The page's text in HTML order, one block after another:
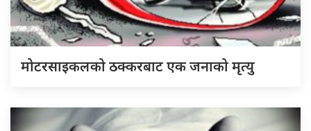
मोटरसाइकलको ठक्करबाट एक जनाको मृत्यु